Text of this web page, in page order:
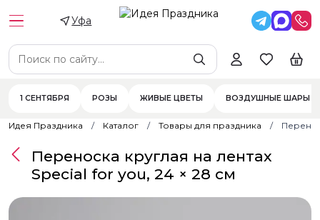
Уфа
1 СЕНТЯБРЯ РОЗЫ ЖИВЫЕ ЦВЕТЫ ВОЗДУШНЫЕ ШАРЫ
Идея Праздника Каталог Товары для праздника
Переноска круглая на лентах
Special for you, 24 × 28 см